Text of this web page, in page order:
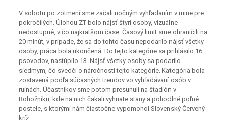
V sobotu po zotmení sme začali nočným vyhľadaním v ruine pre
pokročilých. Úlohou ZT bolo nájsť štyri osoby, vizuálne
nedostupné, v čo najkratšom čase. Časový limit sme ohraničili na
20 minút, v prípade, že sa do tohto času nepodarilo nájsť všetky
osoby, práca bola ukončená. Do tejto kategórie sa prihlásilo 16
psovodov, nastúpilo 13. Nájsť všetky osoby sa podarilo
siedmym, čo svedčí o náročnosti tejto kategórie. Kategória bola
zostavená podľa súčasných trendov vo vyhľadávaní osôb v
ruinách. Účastníkov sme potom presunuli na štadión v
Rohožníku, kde na nich čakali vyhriate stany a pohodlné poľné
postele, s ktorými nám čiastočne vypomohol Slovenský Červený
kríž.